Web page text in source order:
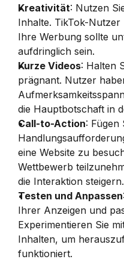
Kreativität: Nutzen
Inhalte. TikTok-Nutzer
Ihre Werbung sollte
aufdringlich sein.
Kurze Videos: Halten
prägnant. Nutzer
die Hauptbotschaft in
Call-to-Action: Fügen
eine Website zu
Wettbewerb
die Interaktion steigern.
Testen und Anpassen
Ihrer Anzeigen und
Experimentieren Sie
Inhalten, um
funktioniert.